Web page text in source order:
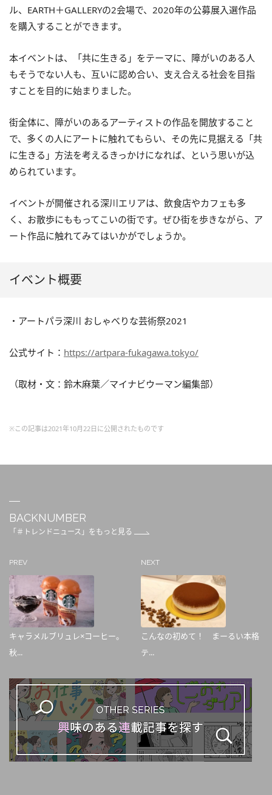
ル、EARTH＋GALLERYの2会場で、2020年の公募展入選作品
を購入することができます。
本イベントは、「共に生きる」をテーマに、障がいのある人
もそうでない人も、互いに認め合い、支え合える社会を目指
すことを目的に始まりました。
街全体に、障がいのあるアーティストの作品を開放すること
で、多くの人にアートに触れてもらい、その先に見据える「共
に生きる」方法を考えるきっかけになれば、という思いが込
められています。
イベントが開催される深川エリアは、飲食店やカフェも多
く、お散歩にももってこいの街です。ぜひ街を歩きながら、ア
ート作品に触れてみてはいかがでしょうか。
イベント概要
・アートパラ深川 おしゃべりな芸術祭2021
公式サイト： https://artpara-fukagawa.tokyo/
（取材・文：鈴木麻葉／マイナビウーマン編集部）
※この記事は2021年10月22日に公開されたものです
BACKNUMBER
「＃トレンドニュース」をもっと見る
PREV
キャラメルブリュレ×コーヒー。
秋...
NEXT
こんなの初めて！ まーるい本格
テ...